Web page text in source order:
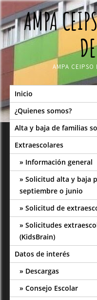
Skip
to
contentAMPA
AMPA
Inicio
¿Quienes somos?
Alta y baja de familias
Extraescolares
Información general
Solicitud alta y baja
septiembre o junio
Solicitud de
Solicitudes
(KidsBrain)
Datos de interés
Descargas
Consejo Escolar